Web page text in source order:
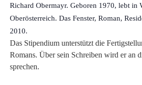
Richard Obermayr. Geboren 1970, lebt in
Oberösterreich. Das Fenster, Roman,
2010.
Das Stipendium unterstützt die
Romans. Über sein Schreiben wird er an
sprechen.